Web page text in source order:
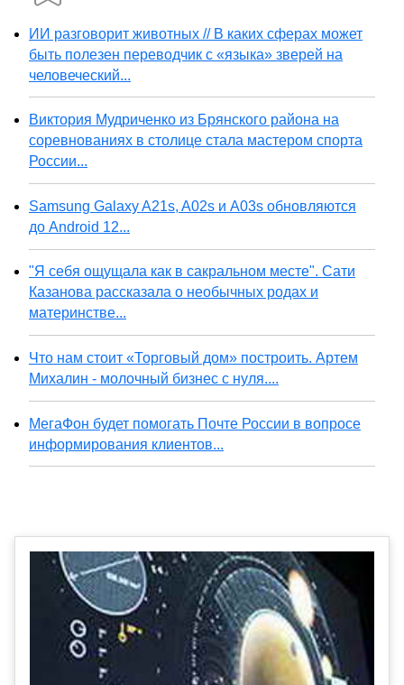
ИИ разговорит животных // В каких сферах может
быть полезен переводчик с «языка» зверей на
человеческий...
Виктория Мудриченко из Брянского района на
соревнованиях в столице стала мастером спорта
России...
Samsung Galaxy A21s, A02s и A03s обновляются
до Android 12...
"Я себя ощущала как в сакральном месте". Сати
Казанова рассказала о необычных родах и
материнстве...
Что нам стоит «Торговый дом» построить. Артем
Михалин - молочный бизнес с нуля....
МегаФон будет помогать Почте России в вопросе
информирования клиентов...